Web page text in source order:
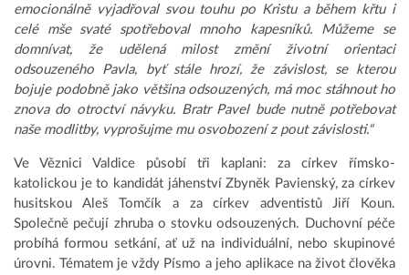
emocionálně vyjadřoval svou touhu po Kristu a během křtu i
celé mše svaté spotřeboval mnoho kapesníků. Můžeme se
domnívat, že udělená milost změní životní orientaci
odsouzeného Pavla, byť stále hrozí, že závislost, se kterou
bojuje podobně jako většina odsouzených, má moc stáhnout ho
znova do otroctví návyku. Bratr Pavel bude nutně potřebovat
naše modlitby, vyprošujme mu osvobození z pout závislosti.“
Ve Věznici Valdice působí tři kaplani: za církev římsko-
katolickou je to kandidát jáhenství Zbyněk Pavienský, za církev
husitskou Aleš Tomčík a za církev adventistů Jiří Koun.
Společně pečují zhruba o stovku odsouzených. Duchovní péče
probíhá formou setkání, ať už na individuální, nebo skupinové
úrovni. Tématem je vždy Písmo a jeho aplikace na život člověka